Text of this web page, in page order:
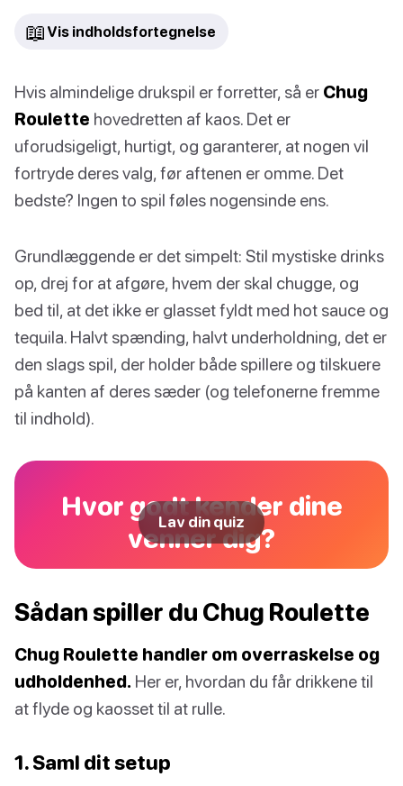
📖 Vis indholdsfortegnelse
Hvis almindelige drukspil er forretter, så er Chug
Roulette hovedretten af kaos. Det er
uforudsigeligt, hurtigt, og garanterer, at nogen vil
fortryde deres valg, før aftenen er omme. Det
bedste? Ingen to spil føles nogensinde ens.
Grundlæggende er det simpelt: Stil mystiske drinks
op, drej for at afgøre, hvem der skal chugge, og
bed til, at det ikke er glasset fyldt med hot sauce og
tequila. Halvt spænding, halvt underholdning, det er
den slags spil, der holder både spillere og tilskuere
på kanten af deres sæder (og telefonerne fremme
til indhold).
Hvor godt kender dine
venner dig?
Lav din quiz
Sådan spiller du Chug Roulette
Chug Roulette handler om overraskelse og
udholdenhed. Her er, hvordan du får drikkene til
at flyde og kaosset til at rulle.
1. Saml dit setup